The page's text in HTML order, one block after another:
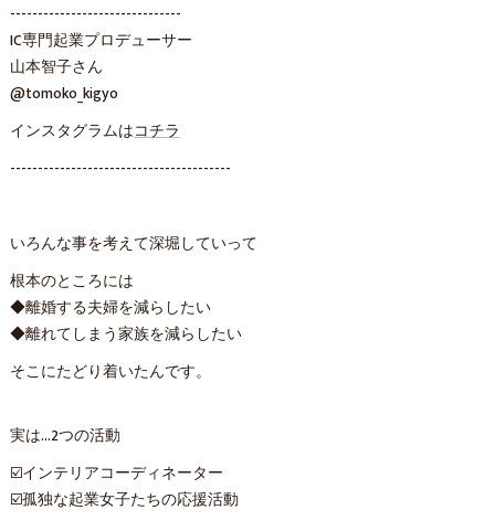
-------------------------------
IC専門起業プロデューサー
山本智子さん
@tomoko_kigyo
インスタグラムはコチラ
----------------------------------------
いろんな事を考えて深堀していって
根本のところには
◆離婚する夫婦を減らしたい
◆離れてしまう家族を減らしたい
そこにたどり着いたんです。
実は…2つの活動
☑️インテリアコーディネーター
☑️孤独な起業女子たちの応援活動